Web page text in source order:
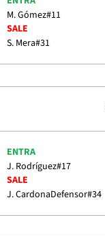
M. Gómez#11
SALE
S. Mera#31
ENTRA
J. Rodríguez#17
SALE
J. CardonaDefensor#34